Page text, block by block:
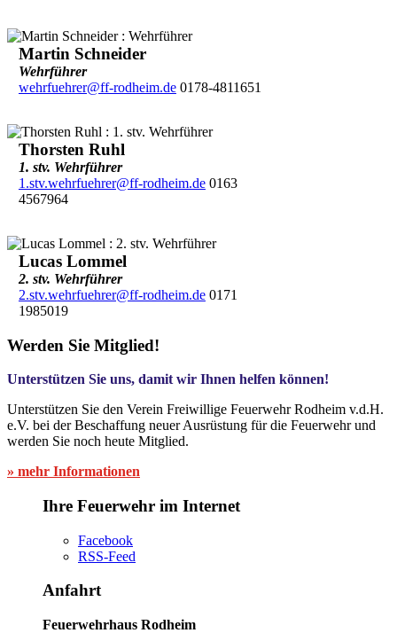
Martin Schneider
Wehrführer
wehrfuehrer@ff-rodheim.de0178-4811651
Thorsten Ruhl
1. stv. Wehrführer
1.stv.wehrfuehrer@ff-rodheim.de0163
4567964
Lucas Lommel
2. stv. Wehrführer
2.stv.wehrfuehrer@ff-rodheim.de0171
1985019
Werden Sie Mitglied!
Unterstützen Sie uns, damit wir Ihnen helfen können!
Unterstützen Sie den Verein Freiwillige Feuerwehr Rodheim v.d.H.
e.V. bei der Beschaffung neuer Ausrüstung für die Feuerwehr und
werden Sie noch heute Mitglied.
» mehr Informationen
Ihre Feuerwehr im Internet
Facebook
RSS-Feed
Anfahrt
Feuerwehrhaus Rodheim